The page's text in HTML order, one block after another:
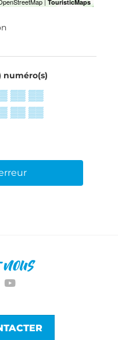
numéro(s)
▒▒ ▒▒
▒▒ ▒▒